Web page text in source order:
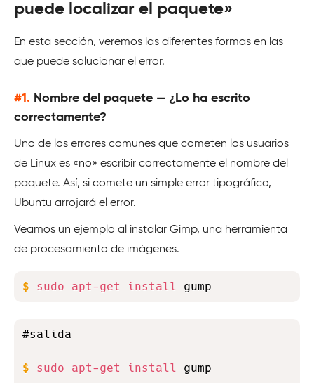
puede localizar el paquete»
En esta sección, veremos las diferentes formas en las
que puede solucionar el error.
#1. Nombre del paquete — ¿Lo ha escrito
correctamente?
Uno de los errores comunes que cometen los usuarios
de Linux es «no» escribir correctamente el nombre del
paquete. Así, si comete un simple error tipográfico,
Ubuntu arrojará el error.
Veamos un ejemplo al instalar Gimp, una herramienta
de procesamiento de imágenes.
$ sudo apt-get install gump
#salida
$ sudo apt-get install gump